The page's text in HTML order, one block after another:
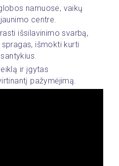
namuose, vaikų
centre.
išsilavinimo svarbą,
išmokti kurti
ir įgytas
pažymėjimą.